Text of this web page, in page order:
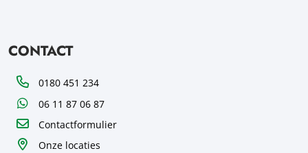
CONTACT
Telefoon0180 451 234
WhatsApp06 11 87 06 87
Contactformulier
Onze locaties